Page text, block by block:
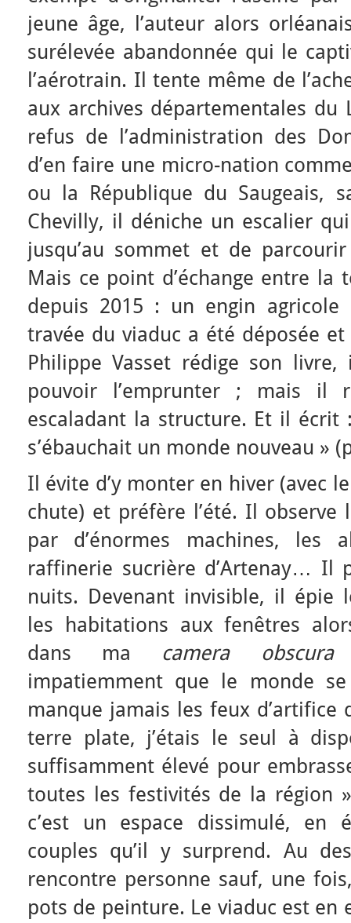
jeune âge, l’auteur alors
surélevée abandonnée qui le
l’aérotrain. Il tente même de
aux archives départementales
refus de l’administration des
d’en faire une micro-nation
ou la République du Saugeais,
Chevilly, il déniche un escalier
jusqu’au sommet et de
Mais ce point d’échange entre la
depuis 2015 : un engin
travée du viaduc a été déposée et
Philippe Vasset rédige son
pouvoir l’emprunter ; mais il
escaladant la structure. Et il écrit
s’ébauchait un monde nouveau »
Il évite d’y monter en hiver (avec
chute) et préfère l’été. Il observe
par d’énormes machines, les
raffinerie sucrière d’Artenay… Il
nuits. Devenant invisible, il épie
les habitations aux fenêtres
dans ma camera obscura
impatiemment que le monde
manque jamais les feux
terre plate, j’étais le seul à
suffisamment élevé pour
toutes les festivités de la région
c’est un espace dissimulé,
couples qu’il y surprend. Au
rencontre personne sauf, une
pots de peinture. Le viaduc est en